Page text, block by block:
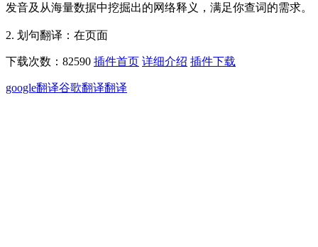
发音及从海量数据中挖掘出的网络释义，满足你查词的需求。
2. 划句翻译：在页面
下载次数：82590 插件首页 详细介绍 插件下载
google翻译谷歌翻译翻译